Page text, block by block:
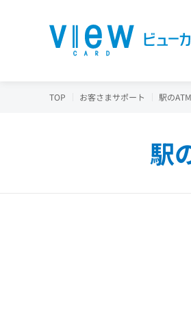
TOP お客さまサポート 駅の
駅